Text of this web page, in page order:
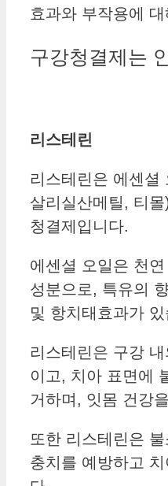
효과와 부작용에
구강청결제는
리스테린
리스테린은 에센셜
살리실산메틸, 티
청결제입니다.
에센셜 오일은 천
성분으로, 특유의
및 항치태효과가
리스테린은 구강
이고, 치아 표면에
거하며, 잇몸 건강
또한 리스테린은
충치를 예방하고